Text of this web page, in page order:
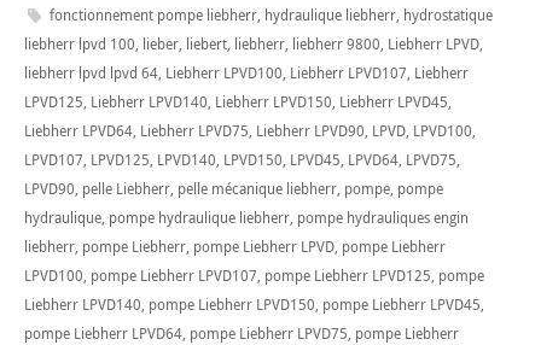
fonctionnement pompe liebherr, hydraulique liebherr, hydrostatique
liebherr lpvd 100, lieber, liebert, liebherr, liebherr 9800, Liebherr LPVD,
liebherr lpvd lpvd 64, Liebherr LPVD100, Liebherr LPVD107, Liebherr
LPVD125, Liebherr LPVD140, Liebherr LPVD150, Liebherr LPVD45,
Liebherr LPVD64, Liebherr LPVD75, Liebherr LPVD90, LPVD, LPVD100,
LPVD107, LPVD125, LPVD140, LPVD150, LPVD45, LPVD64, LPVD75,
LPVD90, pelle Liebherr, pelle mécanique liebherr, pompe, pompe
hydraulique, pompe hydraulique liebherr, pompe hydrauliques engin
liebherr, pompe Liebherr, pompe Liebherr LPVD, pompe Liebherr
LPVD100, pompe Liebherr LPVD107, pompe Liebherr LPVD125, pompe
Liebherr LPVD140, pompe Liebherr LPVD150, pompe Liebherr LPVD45,
pompe Liebherr LPVD64, pompe Liebherr LPVD75, pompe Liebherr